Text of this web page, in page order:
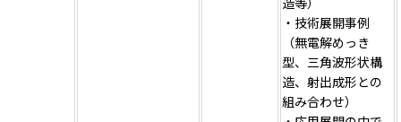
・技術展開事例
（無電解めっき
型、三角波形状構
造、射出成形との
組み合わせ）